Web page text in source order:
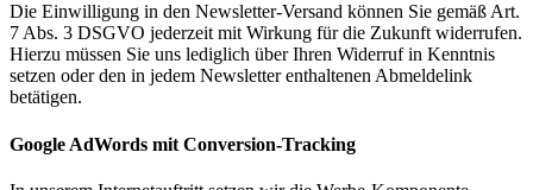
Die Einwilligung in den Newsletter-Versand können Sie gemäß Art.
7 Abs. 3 DSGVO jederzeit mit Wirkung für die Zukunft widerrufen.
Hierzu müssen Sie uns lediglich über Ihren Widerruf in Kenntnis
setzen oder den in jedem Newsletter enthaltenen Abmeldelink
betätigen.
Google AdWords mit Conversion-Tracking